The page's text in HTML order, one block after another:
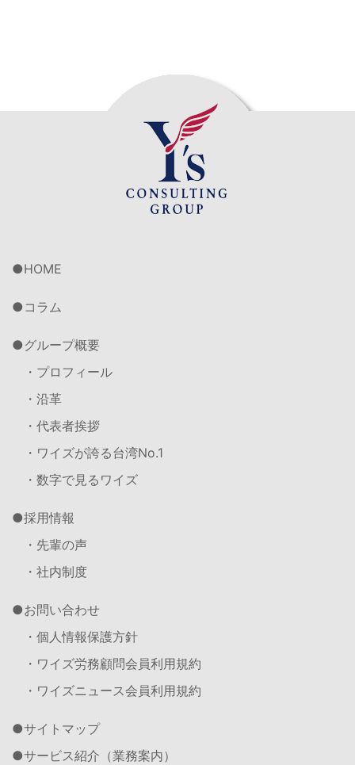
HOME
コラム
グループ概要
・プロフィール
・沿革
・代表者挨拶
・ワイズが誇る台湾No.1
・数字で見るワイズ
採用情報
・先輩の声
・社内制度
お問い合わせ
・個人情報保護方針
・ワイズ労務顧問会員利用規約
・ワイズニュース会員利用規約
サイトマップ
サービス紹介（業務案内）